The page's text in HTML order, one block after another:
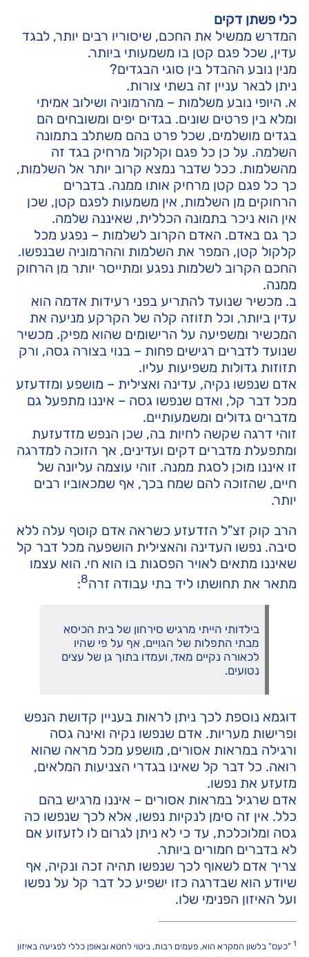
כלי פשתן דקים
המדרש ממשיל את החכם, שיסוריו רבים יותר, לבגד
עדין, שכל פגם קטן בו משמעותי ביותר.
מנין נובע ההבדל בין סוגי הבגדים?
ניתן לבאר עניין זה בשתי צורות.
א. היופי נובע משלמות – מהרמוניה ושילוב אמיתי
ומלא בין פרטים שונים. בגדים יפים ומשובחים הם
בגדים מושלמים, שכל פרט בהם משתלב בתמונה
השלמה. על כן כל פגם וקלקול מרחיק בגד זה
מהשלמות. ככל שדבר נמצא קרוב יותר אל השלמות,
כך כל פגם קטן מרחיק אותו ממנה. בדברים
הרחוקים מן השלמות, אין משמעות לפגם קטן, שכן
אין הוא ניכר בתמונה הכללית, שאיננה שלמה.
כך גם באדם. האדם הקרוב לשלמות – נפגע מכל
קלקול קטן, המפר את השלמות וההרמוניה שבנפשו.
החכם הקרוב לשלמות נפגע ומתייסר יותר מן הרחוק
ממנה.
ב. מכשיר שנועד להתריע בפני רעידות אדמה הוא
עדין ביותר, וכל תזוזה קלה של הקרקע מניעה את
המכשיר ומשפיעה על הרישומים שהוא מפיק. מכשיר
שנועד לדברים רגישים פחות – בנוי בצורה גסה, ורק
תזוזות גדולות משפיעות עליו.
אדם שנפשו נקיה, עדינה ואצילית – מושפע ומזדעזע
מכל דבר קל, ואדם שנפשו גסה – איננו מתפעל גם
מדברים גדולים ומשמעותיים.
זוהי דרגה שקשה לחיות בה, שכן הנפש מזדעזעת
ומתפעלת מדברים דקים ועדינים, אך הזוכה למדרגה
זו איננו מוכן לסגת ממנה. זוהי עוצמה עליונה של
חיים, שהזוכה להם שמח בכך, אף שמכאוביו רבים
יותר.
הרב קוק זצ"ל הזדעזע כשראה אדם קוטף עלה ללא
סיבה. נפשו העדינה והאצילית הושפעה מכל דבר קל
שאיננו מתאים לאויר הפסגות בו הוא חי. הוא עצמו
מתאר את תחושתו ליד בתי עבודה זרה8
:
בילדותי הייתי מרגיש סירחון של בית הכיסא
מבתי התפלות של הגויים, אף על פי שהיו
לכאורה נקיים מאד, ועמדו בתוך גן של עצים
נטועים.
דוגמא נוספת לכך ניתן לראות בעניין קדושת הנפש
ופרישות מעריות. אדם שנפשו נקיה ואינה גסה
ורגילה במראות אסורים, מושפע מכל מראה שהוא
רואה. כל דבר קל שאינו בגדרי הצניעות המלאים,
מזעזע את נפשו.
אדם שרגיל במראות אסורים – איננו מרגיש בהם
כלל. אין זה סימן לנקיות נפשו, אלא לכך שנפשו כה
גסה ומלוכלכת, עד כי לא ניתן לגרום לו לזעזוע אם
לא בדברים חמורים ביותר.
צריך אדם לשאוף לכך שנפשו תהיה זכה ונקיה, אף
שיודע הוא שבדרגה כזו ישפיע כל דבר קל על נפשו
ועל האיזון הפנימי שלו.
1 "כעס" בלשון המקרא הוא, פעמים רבות, ביטוי לחטא ובאופן כללי לפגיעה באיזון